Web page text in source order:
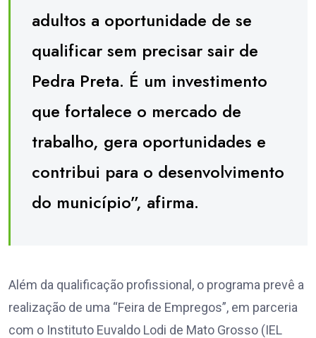
adultos a oportunidade de se
qualificar sem precisar sair de
Pedra Preta. É um investimento
que fortalece o mercado de
trabalho, gera oportunidades e
contribui para o desenvolvimento
do município”, afirma.
Além da qualificação profissional, o programa prevê a
realização de uma “Feira de Empregos”, em parceria
com o Instituto Euvaldo Lodi de Mato Grosso (IEL